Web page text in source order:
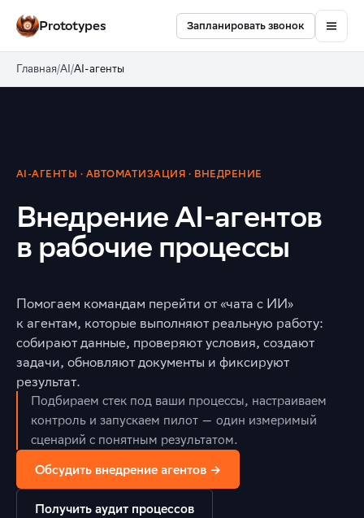
Prototypes Запланировать звонок
Главная/AI/AI-агенты
AI-АГЕНТЫ · АВТОМАТИЗАЦИЯ · ВНЕДРЕНИЕ
Внедрение AI-агентов
в рабочие процессы
Помогаем командам перейти от «чата с ИИ»
к агентам, которые выполняют реальную работу:
собирают данные, проверяют условия, создают
задачи, обновляют документы и фиксируют
результат.
Подбираем стек под ваши процессы, настраиваем
контроль и запускаем пилот — один измеримый
сценарий с понятным результатом.
Обсудить внедрение агентов →
Получить аудит процессов